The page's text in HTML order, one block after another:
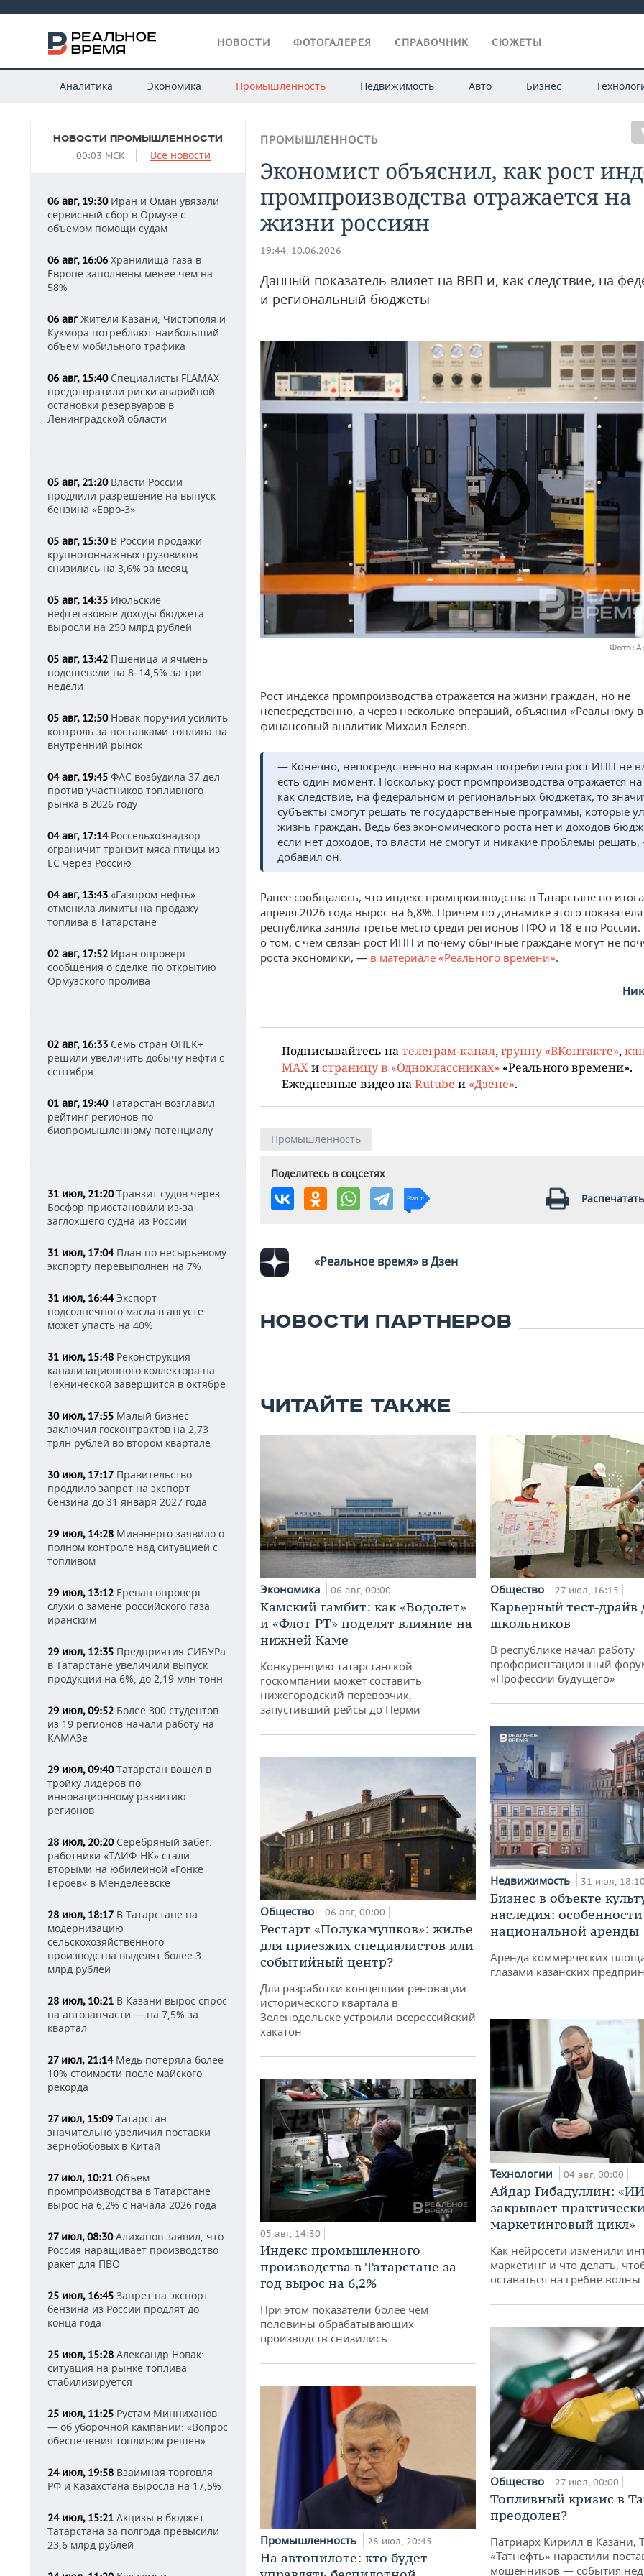
НОВОСТИ ФОТОГАЛЕРЕЯ СПРАВОЧНИК СЮЖЕТЫ
Аналитика Экономика Промышленность Недвижимость Авто Бизнес
НОВОСТИ ПРОМЫШЛЕННОСТИ
00:03 МСК Все новости
06 авг, 19:30Иран и Оман увязали
сервисный сбор в Ормузе с
объемом помощи судам
06 авг, 16:06 Хранилища газа в
Европе заполнены менее чем на
58%
06 авгЖители Казани, Чистополя и
Кукмора потребляют наибольший
объем мобильного трафика
06 авг, 15:40Специалисты FLAMAX
предотвратили риски аварийной
остановки резервуаров в
Ленинградской области
05 авг, 21:20Власти России
продлили разрешение на выпуск
бензина «Евро-3»
05 авг, 15:30В России продажи
крупнотоннажных грузовиков
снизились на 3,6% за месяц
05 авг, 14:35 Июльские
нефтегазовые доходы бюджета
выросли на 250 млрд рублей
05 авг, 13:42 Пшеница и ячмень
подешевели на 8–14,5% за три
недели
05 авг, 12:50Новак поручил усилить
контроль за поставками топлива на
внутренний рынок
04 авг, 19:45 ФАС возбудила 37 дел
против участников топливного
рынка в 2026 году
04 авг, 17:14Россельхознадзор
ограничит транзит мяса птицы из
ЕС через Россию
04 авг, 13:43 «Газпром нефть»
отменила лимиты на продажу
топлива в Татарстане
02 авг, 17:52 Иран опроверг
сообщения о сделке по открытию
Ормузского пролива
02 авг, 16:33 Семь стран ОПЕК+
решили увеличить добычу нефти с
сентября
01 авг, 19:40Татарстан возглавил
рейтинг регионов по
биопромышленному потенциалу
31 июл, 21:20Транзит судов через
Босфор приостановили из-за
заглохшего судна из России
31 июл, 17:04План по несырьевому
экспорту перевыполнен на 7%
31 июл, 16:44Экспорт
подсолнечного масла в августе
может упасть на 40%
31 июл, 15:48 Реконструкция
канализационного коллектора на
Технической завершится в октябре
30 июл, 17:55 Малый бизнес
заключил госконтрактов на 2,73
трлн рублей во втором квартале
30 июл, 17:17 Правительство
продлило запрет на экспорт
бензина до 31 января 2027 года
29 июл, 14:28 Минэнерго заявило о
полном контроле над ситуацией с
топливом
29 июл, 13:12 Ереван опроверг
слухи о замене российского газа
иранским
29 июл, 12:35 Предприятия СИБУРа
в Татарстане увеличили выпуск
продукции на 6%, до 2,19 млн тонн
29 июл, 09:52 Более 300 студентов
из 19 регионов начали работу на
КАМАЗе
29 июл, 09:40Татарстан вошел в
тройку лидеров по
инновационному развитию
регионов
28 июл, 20:20Серебряный забег:
работники «ТАИФ-НК» стали
вторыми на юбилейной «Гонке
Героев» в Менделеевске
28 июл, 18:17 В Татарстане на
модернизацию
сельскохозяйственного
производства выделят более 3
млрд рублей
28 июл, 10:21 В Казани вырос спрос
на автозапчасти — на 7,5% за
квартал
27 июл, 21:14Медь потеряла более
10% стоимости после майского
рекорда
27 июл, 15:09 Татарстан
значительно увеличил поставки
зернобобовых в Китай
27 июл, 10:21 Объем
промпроизводства в Татарстане
вырос на 6,2% с начала 2026 года
27 июл, 08:30Алиханов заявил, что
Россия наращивает производство
ракет для ПВО
25 июл, 16:45 Запрет на экспорт
бензина из России продлят до
конца года
25 июл, 15:28 Александр Новак:
ситуация на рынке топлива
стабилизируется
25 июл, 11:25 Рустам Минниханов
— об уборочной кампании: «Вопрос
обеспечения топливом решен»
24 июл, 19:58 Взаимная торговля
РФ и Казахстана выросла на 17,5%
24 июл, 15:21 Акцизы в бюджет
Татарстана за полгода превысили
23,6 млрд рублей
ПРОМЫШЛЕННОСТЬ
Экономист объяснил, как рост
промпроизводства отражается на
жизни россиян
19:44, 10.06.2026
Данный показатель влияет на ВВП и, как следствие, на
и региональный бюджеты
Фото:
Рост индекса промпроизводства отражается на жизни граждан, но не
непосредственно, а через несколько операций, объяснил «Реальному
финансовый аналитик Михаил Беляев.
— Конечно, непосредственно на карман потребителя рост ИПП не
есть один момент. Поскольку рост промпроизводства отражается
как следствие, на федеральном и региональных бюджетах, то
субъекты смогут решать те государственные программы, которые
жизнь граждан. Ведь без экономического роста нет и доходов
если нет доходов, то власти не смогут и никакие проблемы
добавил он.
Ранее сообщалось, что индекс промпроизводства в Татарстане по
апреля 2026 года вырос на 6,8%. Причем по динамике этого показателя
республика заняла третье место среди регионов ПФО и 18-е по
о том, с чем связан рост ИПП и почему обычные граждане могут не
роста экономики, — в материале «Реального времени».
Подписывайтесь на телеграм-канал, группу «ВКонтакте»,
MAX и страницу в «Одноклассниках» «Реального времени».
Ежедневные видео на Rutube и «Дзене».
Промышленность
Поделитесь в соцсетях
«Реальное время» в Дзен
НОВОСТИ ПАРТНЕРОВ
ЧИТАЙТЕ ТАКЖЕ
Экономика 06 авг, 00:00
Камский гамбит: как «Водолет»
и «Флот РТ» поделят влияние на
нижней Каме
Конкуренцию татарстанской
госкомпании может составить
нижегородский перевозчик,
запустивший рейсы до Перми
Общество 06 авг, 00:00
Рестарт «Полукамушков»: жилье
для приезжих специалистов или
событийный центр?
Для разработки концепции реновации
исторического квартала в
Зеленодольске устроили всероссийский
хакатон
05 авг, 14:30
Индекс промышленного
производства в Татарстане за
год вырос на 6,2%
При этом показатели более чем
половины обрабатывающих
производств снизились
Промышленность 28 июл, 20:45
На автопилоте: кто будет
Общество 27 июл, 16:15
Карьерный тест-драйв
школьников
В республике начал работу
профориентационный
«Профессии будущего»
Недвижимость 31 июл,
Бизнес в объекте
наследия: особенности
национальной аренды
Аренда коммерческих
глазами казанских
Технологии 04 авг, 00:00
Айдар Гибадуллин:
закрывает
маркетинговый цикл»
Как нейросети изменили
маркетинг и что делать,
оставаться на гребне волны
Общество 27 июл, 00:00
Топливный кризис в
преодолен?
Патриарх Кирилл в Казани,
«Татнефть» нарастили
мошенников — события